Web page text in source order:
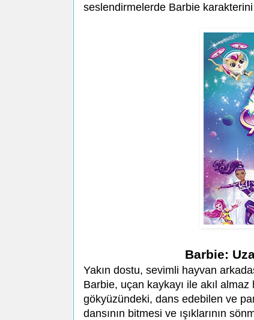
seslendirmelerde Barbie
Barbie:
Yakın dostu, sevimli hayvan
Barbie, uçan kaykayı ile akıl
gökyüzündeki, dans edebilen ve
dansının bitmesi ve ışıklarının